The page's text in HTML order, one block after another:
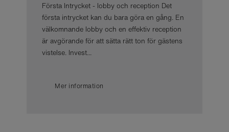
Första Intrycket - lobby och reception Det
första intrycket kan du bara göra en gång. En
välkomnande lobby och en effektiv reception
är avgörande för att sätta rätt ton för gästens
vistelse. Invest...
Mer information